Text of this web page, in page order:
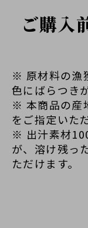
ご購入
※ 原材料の漁
色にばらつき
※ 本商品の産
をご指定いた
※ 出汁素材
が、溶け残っ
ただけます。